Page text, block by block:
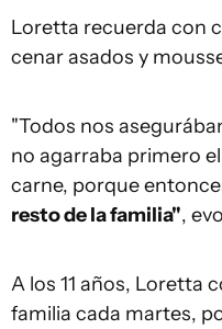
Loretta recuerda con
cenar asados y
"Todos nos
no agarraba primero
carne, porque
resto de la familia",
A los 11 años, Loretta
familia cada martes,